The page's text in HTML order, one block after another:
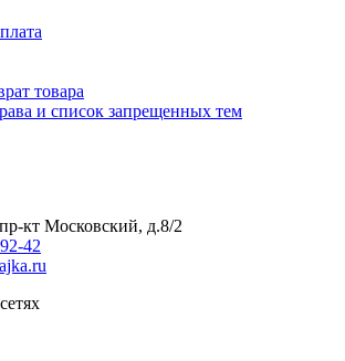
товара
и список запрещенных тем
кт Московский, д.8/2
42